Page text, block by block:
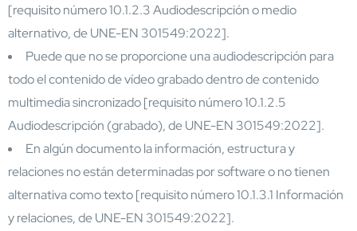
[requisito número 10.1.2.3 Audiodescripción o medio
alternativo, de UNE-EN 301549:2022].
Puede que no se proporcione una audiodescripción para
todo el contenido de vídeo grabado dentro de contenido
multimedia sincronizado [requisito número 10.1.2.5
Audiodescripción (grabado), de UNE-EN 301549:2022].
En algún documento la información, estructura y
relaciones no están determinadas por software o no tienen
alternativa como texto [requisito número 10.1.3.1 Información
y relaciones, de UNE-EN 301549:2022].